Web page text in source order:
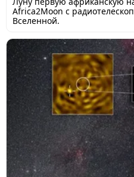
Africa2Moon с
Вселенной.